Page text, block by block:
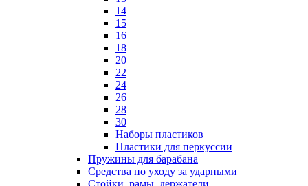
14
15
16
18
20
22
24
26
28
30
Наборы пластиков
Пластики для перкуссии
Пружины для барабана
Средства по уходу за ударными
Стойки, рамы, держатели